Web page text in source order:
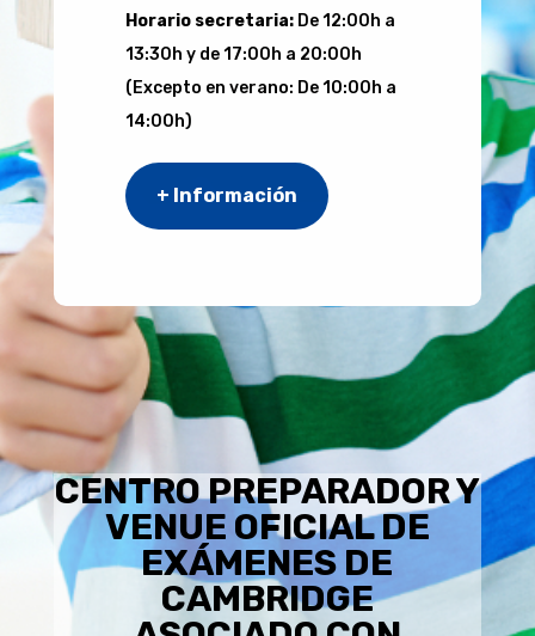
Horario secretaria:De 12:00h a
13:30h y de 17:00h a 20:00h
(Excepto en verano: De 10:00h a
14:00h)
+ Información
CENTRO PREPARADOR Y
VENUE OFICIAL DE
EXÁMENES DE
CAMBRIDGE